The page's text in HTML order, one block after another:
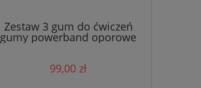
Zestaw 3 gum do ćwiczeń
gumy powerband oporowe
99,00 zł